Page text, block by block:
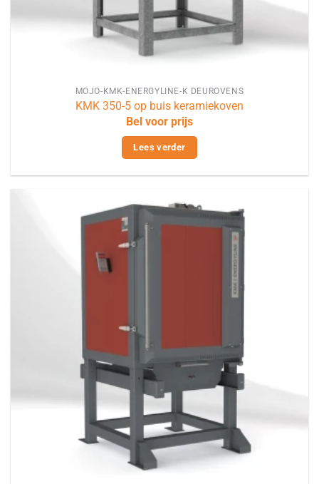
MOJO-KMK-ENERGYLINE-K DEUROVENS
KMK 350-5 op buis keramiekoven
Bel voor prijs
Lees verder